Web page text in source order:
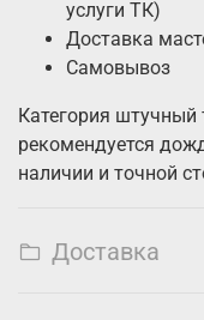
услуги ТК)
Доставка
Самовывоз
Категория штучный
рекомендуется
наличии и точной
Доставка